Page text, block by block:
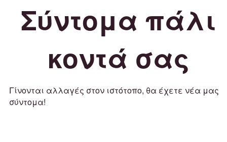
Σύντομα πάλι
κοντά σας
Γίνονται αλλαγές στον ιστότοπο, θα έχετε νέα μας
σύντομα!